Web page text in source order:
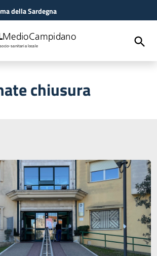
della Sardegna
MedioCampidano
sanitaria locale
chiusura